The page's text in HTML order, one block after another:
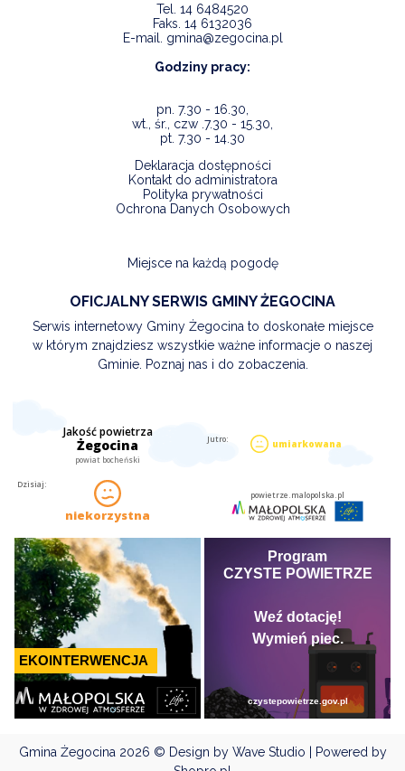
Tel. 14 6484520
Faks. 14 6132036
E-mail. gmina@zegocina.pl
Godziny pracy:
pn. 7.30 - 16.30,
wt., śr., czw .7.30 - 15.30,
pt. 7.30 - 14.30
Deklaracja dostępności
Kontakt do administratora
Polityka prywatności
Ochrona Danych Osobowych
Miejsce na każdą pogodę
OFICJALNY SERWIS GMINY ŻEGOCINA
Serwis internetowy Gminy Żegocina to doskonałe miejsce
w którym znajdziesz wszystkie ważne informacje o naszej
Gminie. Poznaj nas i do zobaczenia.
Gmina Żegocina 2026 © Design by Wave Studio | Powered by